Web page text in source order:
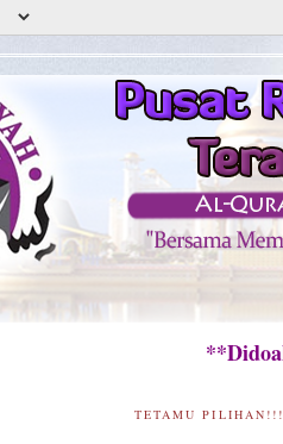
**Didoakan
TETAMU PILIHAN!!!